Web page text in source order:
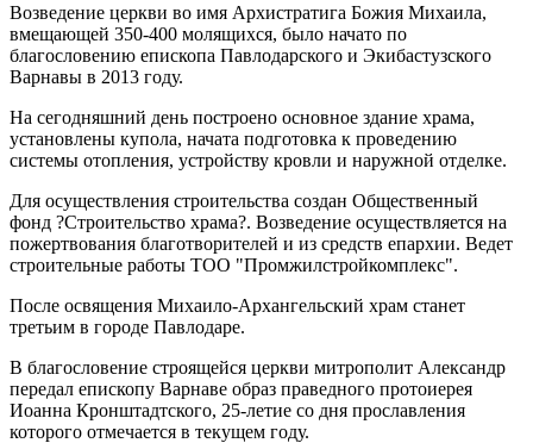
Возведение церкви во имя Архистратига Божия Михаила,
вмещающей 350-400 молящихся, было начато по
благословению епископа Павлодарского и Экибастузского
Варнавы в 2013 году.
На сегодняшний день построено основное здание храма,
установлены купола, начата подготовка к проведению
системы отопления, устройству кровли и наружной отделке.
Для осуществления строительства создан Общественный
фонд ?Строительство храма?. Возведение осуществляется на
пожертвования благотворителей и из средств епархии. Ведет
строительные работы ТОО "Промжилстройкомплекс".
После освящения Михаило-Архангельский храм станет
третьим в городе Павлодаре.
В благословение строящейся церкви митрополит Александр
передал епископу Варнаве образ праведного протоиерея
Иоанна Кронштадтского, 25-летие со дня прославления
которого отмечается в текущем году.